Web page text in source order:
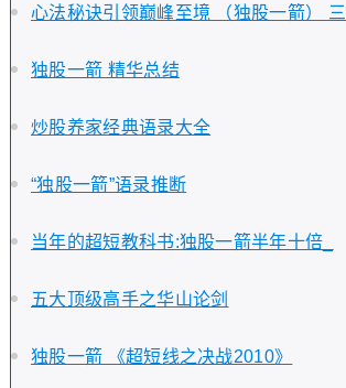
心法秘诀引领巅峰至境 （独股一箭）
独股一箭 精华总结
炒股养家经典语录大全
“独股一箭”语录推断
当年的超短教科书:独股一箭半年十倍_
五大顶级高手之华山论剑
独股一箭 《超短线之决战2010》